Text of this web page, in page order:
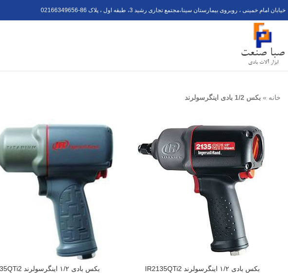
خیابان امام خمینی ، روبروی بیمارستان سینا،مجتمع تجاری رشید 3، طبقه اول ، پلاک 6 02166349656-8
خانه » بکس 1/2 بادی اینگرسولرند
بکس بادی ۱/۲ اینگرسولرند IR2135QTi2 بکس بادی ۱/۲ اینگرسولرند IR2135QTi2